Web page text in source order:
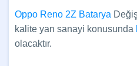
Oppo Reno 2Z Batarya
kalite yan sanayi konusunda
olacaktır.